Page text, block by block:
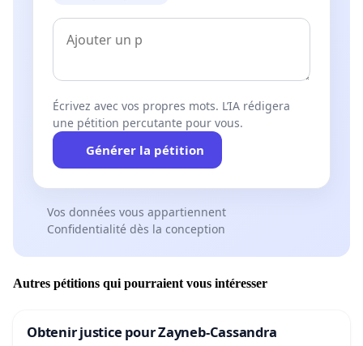
Écrivez avec vos propres mots. L’IA rédigera
une pétition percutante pour vous.
Générer la pétition
Vos données vous appartiennent
Confidentialité dès la conception
Autres pétitions qui pourraient vous intéresser
Obtenir justice pour Zayneb-Cassandra